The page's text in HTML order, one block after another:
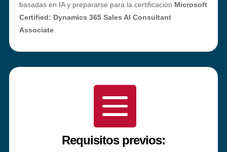
basadas en IA y prepararse para la certificación Microsoft
Certified: Dynamics 365 Sales AI Consultant
Associate.

Requisitos previos: